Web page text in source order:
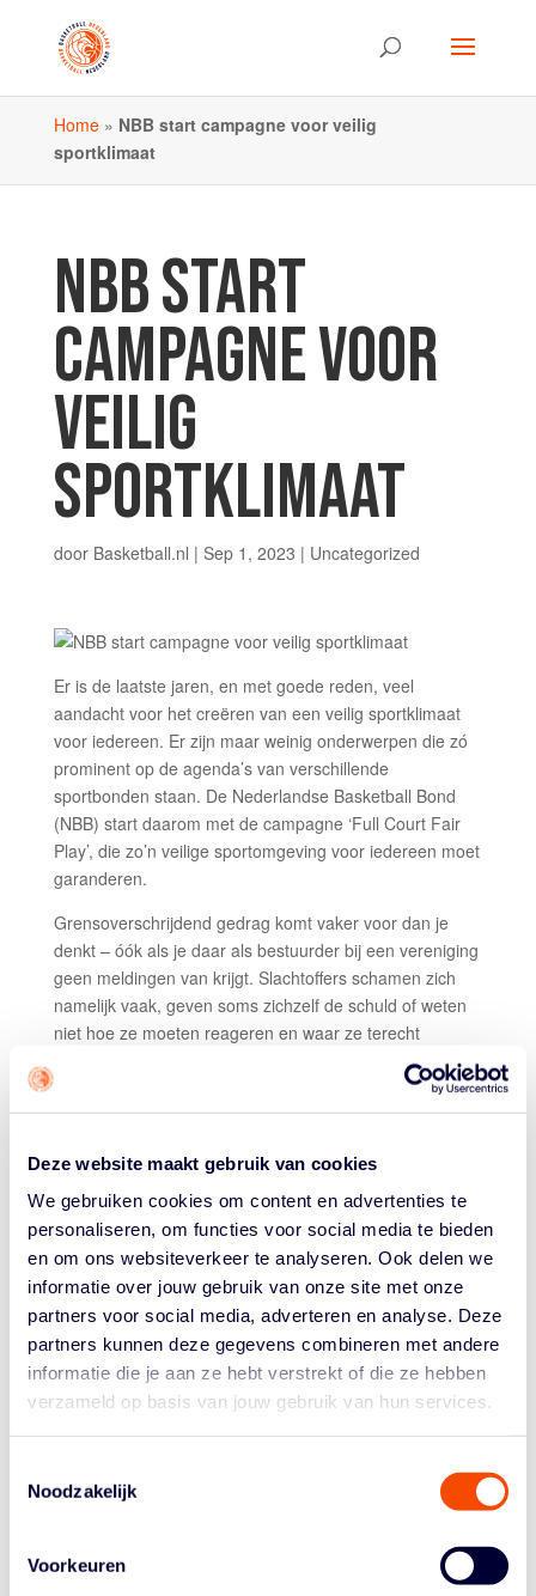
Deze website maakt gebruik van cookies
We gebruiken cookies om content en advertenties te
personaliseren, om functies voor social media te bieden
en om ons websiteverkeer te analyseren. Ook delen we
informatie over jouw gebruik van onze site met onze
partners voor social media, adverteren en analyse. Deze
partners kunnen deze gegevens combineren met andere
informatie die je aan ze hebt verstrekt of die ze hebben
verzameld op basis van jouw gebruik van hun services.
Noodzakelijk
Voorkeuren
Home» NBB start campagne voor veilig
sportklimaat
NBB START
CAMPAGNE VOOR
VEILIG
SPORTKLIMAAT
door Basketball.nl | Sep 1, 2023 | Uncategorized
Er is de laatste jaren, en met goede reden, veel
aandacht voor het creëren van een veilig sportklimaat
voor iedereen. Er zijn maar weinig onderwerpen die zó
prominent op de agenda’s van verschillende
sportbonden staan. De Nederlandse Basketball Bond
(NBB) start daarom met de campagne ‘Full Court Fair
Play’, die zo’n veilige sportomgeving voor iedereen moet
garanderen.
Grensoverschrijdend gedrag komt vaker voor dan je
denkt – óók als je daar als bestuurder bij een vereniging
geen meldingen van krijgt. Slachtoffers schamen zich
namelijk vaak, geven soms zichzelf de schuld of weten
niet hoe ze moeten reageren en waar ze terecht
is niet van deze tijd”, zegt Caroline Stevens,
omgeving waarin iedereen zichzelf veilig voelt is een
keiharde eis die wij aan verenigingen en onszelf als
bond stellen.”
EXTRA ONDERSTEUNING
De NBB ondersteunt verenigingen de komende tijd om
ze te helpen een preventief beleid te voeren, als het
aankomt op grensoverschrijdend gedrag. Deze
campagne, met de voorlopige werknaam ‘Full Court Fair
Play’, behandelt gewenst én ongewenst gedrag tussen
spelers, arbiters, trainer/coaches en bestuurders.
omgeving?’ en ‘wat te doen met een melding?’ komen
aan bod. Maar ook: kunnen we goed met elkaar in